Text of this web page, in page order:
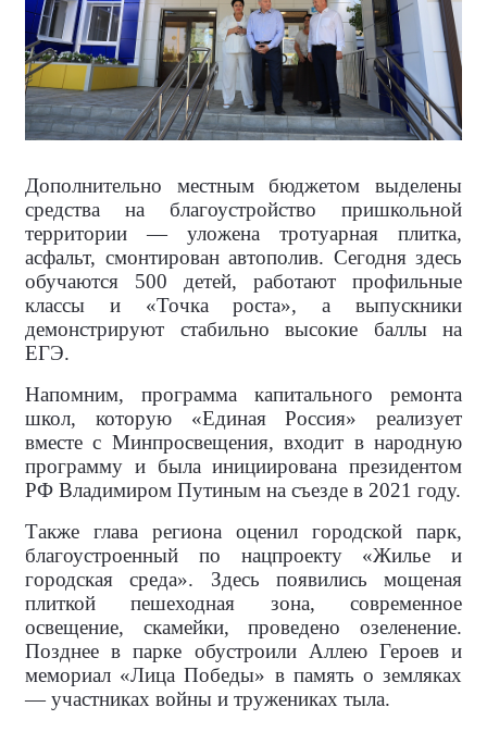
Дополнительно местным бюджетом выделены
средства на благоустройство пришкольной
территории — уложена тротуарная плитка,
асфальт, смонтирован автополив. Сегодня здесь
обучаются 500 детей, работают профильные
классы и «Точка роста», а выпускники
демонстрируют стабильно высокие баллы на
ЕГЭ.
Напомним, программа капитального ремонта
школ, которую «Единая Россия» реализует
вместе с Минпросвещения, входит в народную
программу и была инициирована президентом
РФ Владимиром Путиным на съезде в 2021 году.
Также глава региона оценил городской парк,
благоустроенный по нацпроекту «Жилье и
городская среда». Здесь появились мощеная
плиткой пешеходная зона, современное
освещение, скамейки, проведено озеленение.
Позднее в парке обустроили Аллею Героев и
мемориал «Лица Победы» в память о земляках
— участниках войны и тружениках тыла.